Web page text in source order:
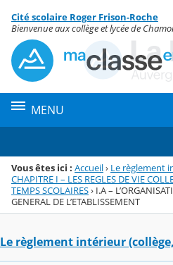
Menu de la rubrique
Contenu
Cité scolaire Roger Frison-Roche
Bienvenue aux collège et lycée de
MENU
Vous êtes ici : Accueil› Le règlement
CHAPITRE I – LES REGLES DE VIE
TEMPS SCOLAIRES› I.A –
GENERAL DE L’ETABLISSEMENT
Le règlement intérieur